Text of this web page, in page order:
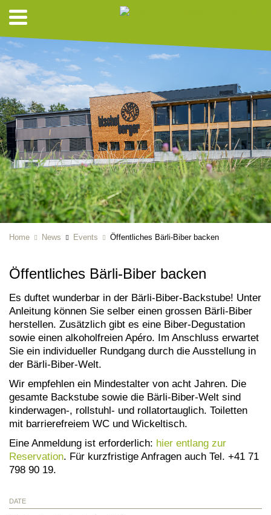
Home News Events Öffentliches Bärli-Biber backen
Öffentliches Bärli-Biber backen
Es duftet wunderbar in der Bärli-Biber-Backstube! Unter
Anleitung können Sie selber einen grossen Bärli-Biber
herstellen. Zusätzlich gibt es eine Biber-Degustation
sowie einen alkoholfreien Apéro. Im Anschluss erwartet
Sie ein individueller Rundgang durch die Ausstellung in
der Bärli-Biber-Welt.
Wir empfehlen ein Mindestalter von acht Jahren. Die
gesamte Backstube sowie die Bärli-Biber-Welt sind
kinderwagen-, rollstuhl- und rollatortauglich. Toiletten
mit barrierefreiem WC und Wickeltisch.
Eine Anmeldung ist erforderlich: hier entlang zur
Reservation . Für kurzfristige Anfragen auch Tel. +41 71
798 90 19.
DATE